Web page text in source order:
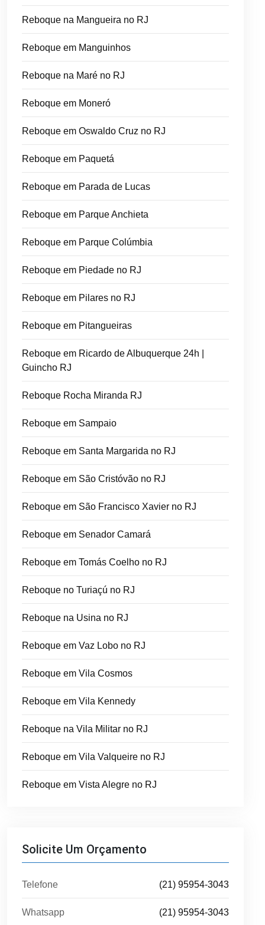
Reboque na Mangueira no RJ
Reboque em Manguinhos
Reboque na Maré no RJ
Reboque em Moneró
Reboque em Oswaldo Cruz no RJ
Reboque em Paquetá
Reboque em Parada de Lucas
Reboque em Parque Anchieta
Reboque em Parque Colúmbia
Reboque em Piedade no RJ
Reboque em Pilares no RJ
Reboque em Pitangueiras
Reboque em Ricardo de Albuquerque 24h |
Guincho RJ
Reboque Rocha Miranda RJ
Reboque em Sampaio
Reboque em Santa Margarida no RJ
Reboque em São Cristóvão no RJ
Reboque em São Francisco Xavier no RJ
Reboque em Senador Camará
Reboque em Tomás Coelho no RJ
Reboque no Turiaçú no RJ
Reboque na Usina no RJ
Reboque em Vaz Lobo no RJ
Reboque em Vila Cosmos
Reboque em Vila Kennedy
Reboque na Vila Militar no RJ
Reboque em Vila Valqueire no RJ
Reboque em Vista Alegre no RJ
Solicite Um Orçamento
Telefone (21) 95954-3043
Whatsapp (21) 95954-3043